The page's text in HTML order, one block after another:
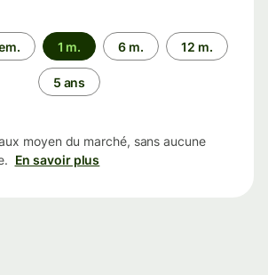
1 m. 6 m. 12 m.
5 ans
moyen du marché, sans aucune
En savoir plus